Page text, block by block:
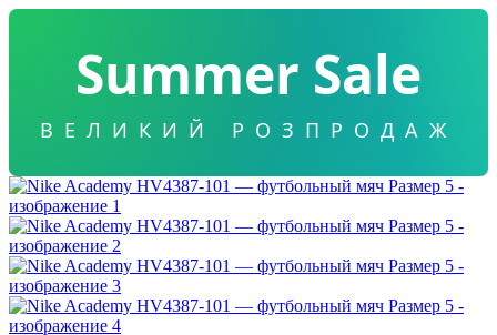
Summer Sale
ВЕЛИКИЙ РОЗПРОДАЖ